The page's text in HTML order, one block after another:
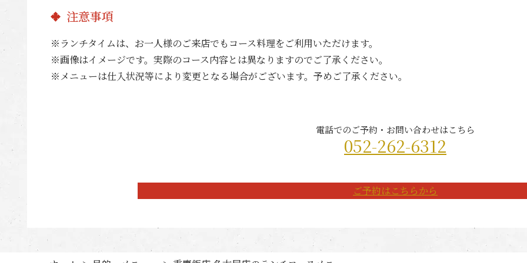
注意事項
※ランチタイムは、お一人様のご来店でもコース料理をご利用いただけます。
※画像はイメージです。実際のコース内容とは異なりますのでご了承ください。
※メニューは仕入状況等により変更となる場合がございます。予めご了承ください。
電話でのご予約・お問い合わせはこちら
052-262-6312
ご予約はこちらから